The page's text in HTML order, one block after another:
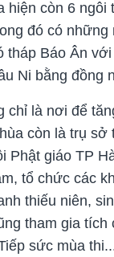
hiện còn 6 ngôi
đó có
tháp Báo Ân
Ni bằng đồng
chỉ là nơi để
còn là trụ sở
Phật giáo TP
tổ chức các
thiếu niên,
tham gia tích
sức mùa